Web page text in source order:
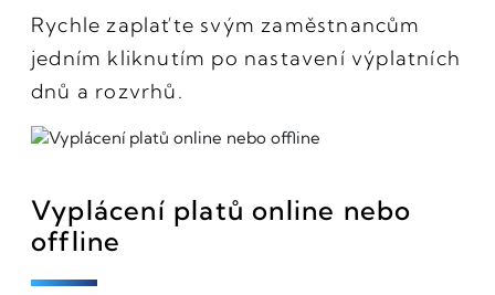
Rychle zaplaťte svým zaměstnancům
jedním kliknutím po nastavení výplatních
dnů a rozvrhů.
Vyplácení platů online nebo
offline